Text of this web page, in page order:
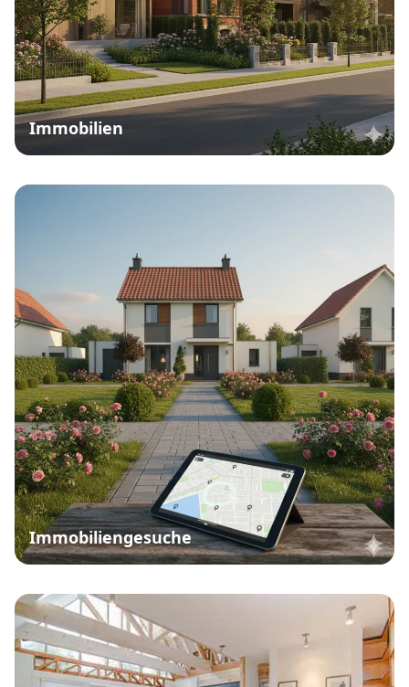
Immobilien
Immobiliengesuche